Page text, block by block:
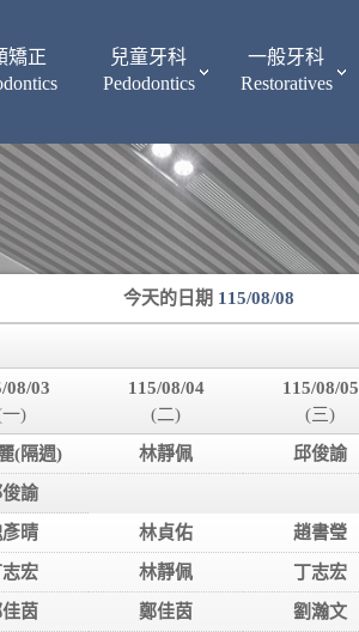
矯正
兒童牙科
Pedodontics
一般牙科
Restoratives
今天的日期 115/08/08
08/03
)
115/08/04
(二)
115/08/05
(三)
(隔週)
諭
林靜佩 邱俊諭
晴
志宏
茵
林貞佑
林靜佩
鄭佳茵
趙書瑩
丁志宏
劉瀚文